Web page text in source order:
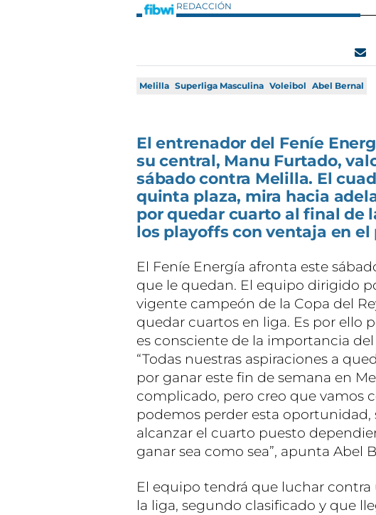
REDACCIÓN
Melilla Superliga Masculina Voleibol Abel Bernal
El entrenador del Feníe
su central, Manu Furtado,
sábado contra Melilla. El
quinta plaza, mira hacia
por quedar cuarto al final de
los playoffs con ventaja en el
El Feníe Energía afronta este
que le quedan. El equipo dirigido
vigente campeón de la Copa del
quedar cuartos en liga. Es por ello
es consciente de la importancia
“Todas nuestras aspiraciones a
por ganar este fin de semana en
complicado, pero creo que vamos
podemos perder esta oportunidad,
alcanzar el cuarto puesto
ganar sea como sea”, apunta Abel
El equipo tendrá que luchar
la liga, segundo clasificado y que